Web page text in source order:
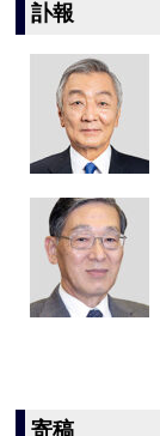
訃報
寄稿